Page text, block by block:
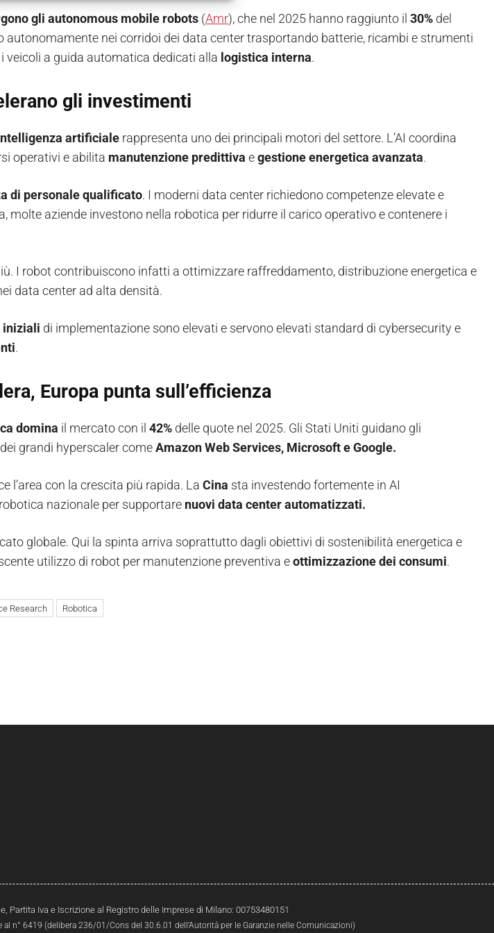
gli autonomous mobile robots (Amr), che nel 2025 hanno raggiunto il 30% del
autonomamente nei corridoi dei data center trasportando batterie, ricambi e strumenti
i veicoli a guida automatica dedicati alla logistica interna.
gli investimenti
artificiale rappresenta uno dei principali motori del settore. L’AI coordina
operativi e abilita manutenzione predittiva egestione energetica avanzata.
di personale qualificato. I moderni data center richiedono competenze elevate e
molte aziende investono nella robotica per ridurre il carico operativo e contenere i
I robot contribuiscono infatti a ottimizzare raffreddamento, distribuzione energetica e
data center ad alta densità.
iniziali di implementazione sono elevati e servono elevati standard di cybersecurity e
.
Europa punta sull’efficienza
domina il mercato con il 42% delle quote nel 2025. Gli Stati Uniti guidano gli
grandi hyperscaler comeAmazon Web Services, Microsoft e Google.
l’area con la crescita più rapida. La Cina sta investendo fortemente in AI
nazionale per supportare nuovi data center automatizzati.
globale. Qui la spinta arriva soprattutto dagli obiettivi di sostenibilità energetica e
utilizzo di robot per manutenzione preventiva eottimizzazione dei consumi.
Research Robotica
Partita Iva e Iscrizione al Registro delle Imprese di Milano: 00753480151
n° 6419 (delibera 236/01/Cons del 30.6.01 dell’Autorità per le Garanzie nelle Comunicazioni)